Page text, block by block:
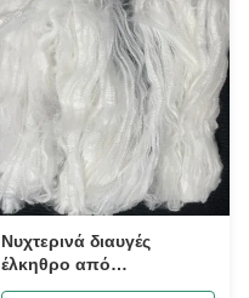
Νυχτερινά διαυγές
έλκηθρο από
πολυεστέρα 2D με